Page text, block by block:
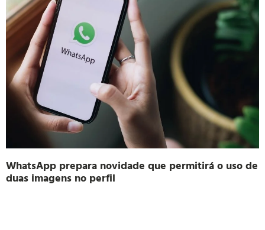
WhatsApp prepara novidade que permitirá o uso de
duas imagens no perfil